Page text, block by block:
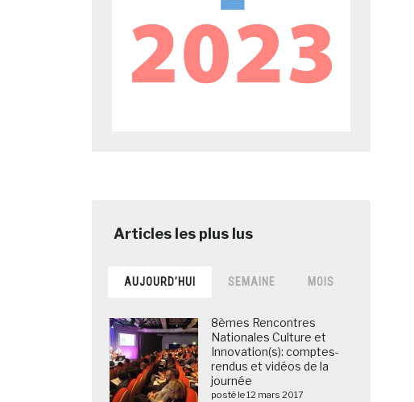
AUJOURD’HUI SEMAINE MOIS
8èmes Rencontres
Nationales Culture et
Innovation(s): comptes-
rendus et vidéos de la
journée
posté le 12 mars 2017